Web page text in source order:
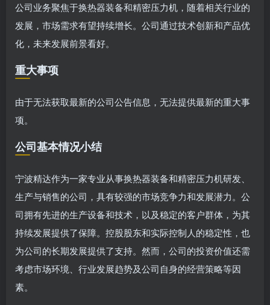
公司业务聚焦于换热器装备和精密压力机，随着相关行业的
发展，市场需求有望持续增长。公司通过技术创新和产品优
化，未来发展前景看好。
重大事项
由于无法获取最新的公司公告信息，无法提供最新的重大事
项。
公司基本情况小结
宁波精达作为一家专业从事换热器装备和精密压力机研发、
生产与销售的公司，具有较强的市场竞争力和发展潜力。公
司拥有先进的生产设备和技术，以及稳定的客户群体，为其
持续发展提供了保障。控股股东和实际控制人的稳定性，也
为公司的长期发展提供了支持。然而，公司的投资价值还需
考虑市场环境、行业发展趋势及公司自身的经营策略等因
素。